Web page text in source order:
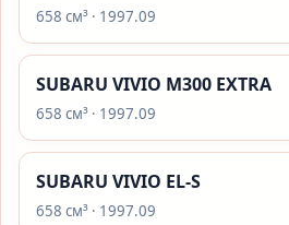
658 см³ · 1997.09
SUBARU VIVIO M300 EXTRA
658 см³ · 1997.09
SUBARU VIVIO EL-S
658 см³ · 1997.09